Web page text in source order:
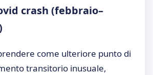
crash (febbraio–
come ulteriore punto di
transitorio inusuale,